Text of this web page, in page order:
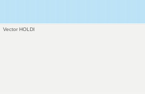
Vector HOLDI